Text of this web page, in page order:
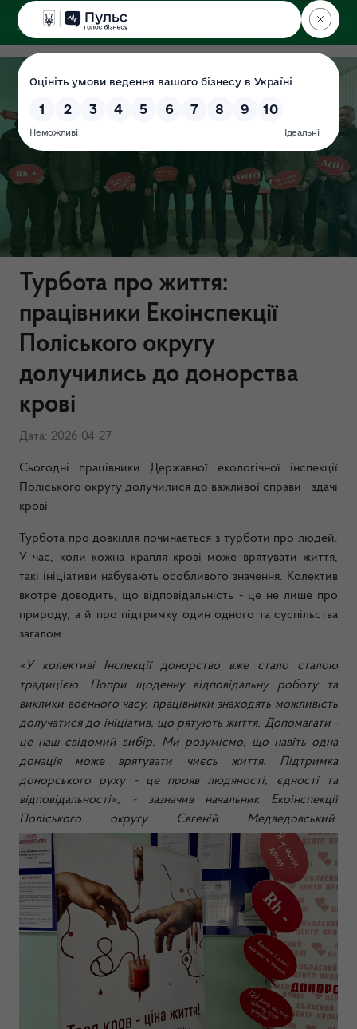
ДЕРЖЕКОІНСПЕКЦІЯ
Поліського округу
Турбота про життя:
працівники Екоінспекції
Поліського округу
долучились до донорства
крові
Дата: 2026-04-27
Сьогодні працівники Державної екологічної інспекції
Поліського округу долучилися до важливої справи - здачі
крові.
Турбота про довкілля починається з турботи про людей.
У час, коли кожна крапля крові може врятувати життя,
такі ініціативи набувають особливого значення. Колектив
вкотре доводить, що відповідальність - це не лише про
природу, а й про підтримку один одного та суспільства
загалом.
«У колективі Інспекції донорство вже стало сталою
традицією. Попри щоденну відповідальну роботу та
виклики воєнного часу, працівники знаходять можливість
долучатися до ініціатив, що рятують життя. Допомагати -
це наш свідомий вибір. Ми розуміємо, що навіть одна
донація може врятувати чиєсь життя. Підтримка
донорського руху - це прояв людяності, єдності та
відповідальності», - зазначив начальник Екоінспекції
Поліського округу Євгеній Медведовський.